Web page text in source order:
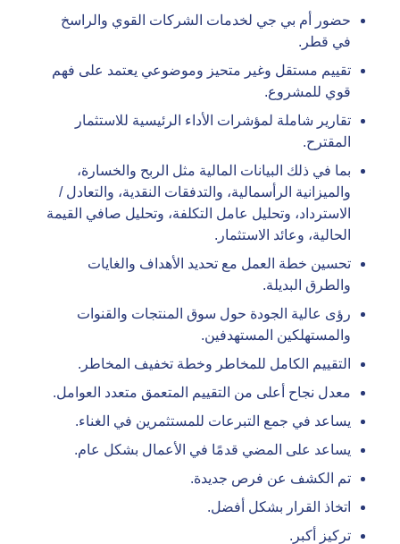
حضور أم بي جي لخدمات الشركات القوي والراسخ
في قطر.
تقييم مستقل وغير متحيز وموضوعي يعتمد على فهم
قوي للمشروع.
تقارير شاملة لمؤشرات الأداء الرئيسية للاستثمار
المقترح.
بما في ذلك البيانات المالية مثل الربح والخسارة،
والميزانية الرأسمالية، والتدفقات النقدية، والتعادل /
الاسترداد، وتحليل عامل التكلفة، وتحليل صافي القيمة
الحالية، وعائد الاستثمار.
تحسين خطة العمل مع تحديد الأهداف والغايات
والطرق البديلة.
رؤى عالية الجودة حول سوق المنتجات والقنوات
والمستهلكين المستهدفين.
التقييم الكامل للمخاطر وخطة تخفيف المخاطر.
معدل نجاح أعلى من التقييم المتعمق متعدد العوامل.
يساعد في جمع التبرعات للمستثمرين في الغناء.
يساعد على المضي قدمًا في الأعمال بشكل عام.
تم الكشف عن فرص جديدة.
اتخاذ القرار بشكل أفضل.
تركيز أكبر.